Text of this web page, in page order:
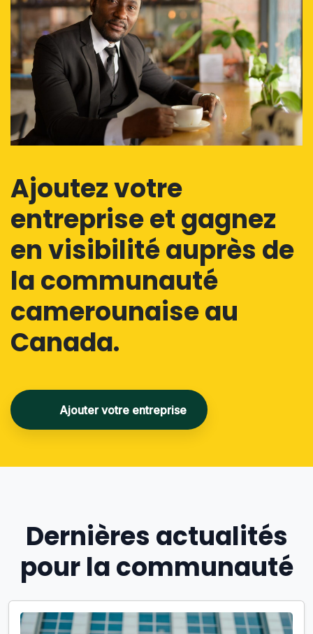
Ajoutez votre
entreprise et gagnez
en visibilité auprès de
la communauté
camerounaise au
Canada.
Ajouter votre entreprise
Dernières actualités
pour la communauté